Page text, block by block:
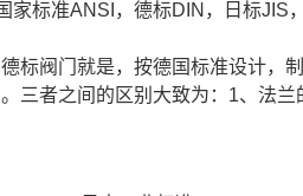
标准ANSI，德标DIN，日标JIS
标阀门就是，按德国标准设计，
三者之间的区别大致为：1、法兰